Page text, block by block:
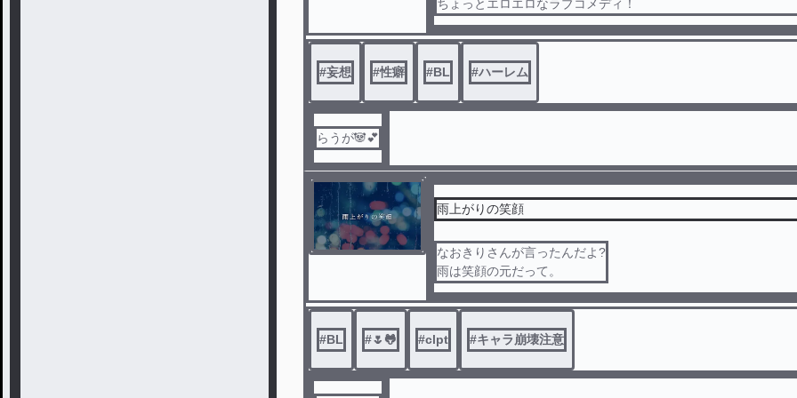
ちょっとエロエロなラブコメディ！
#妄想 #性癖 #BL #ハーレム
らうが🐼💕
雨上がりの笑顔
なおきりさんが言ったんだよ?
雨は笑顔の元だって。
#BL #🌷🐸 #clpt #キャラ崩壊注意